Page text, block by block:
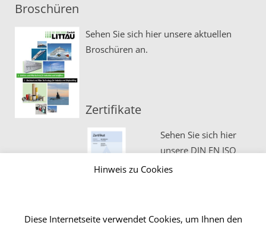
Broschüren
Sehen Sie sich hier unsere aktuellen
Broschüren an.
Zertifikate
Sehen Sie sich hier
unsere DIN EN ISO
Zertifikate an.
Hinweis zu Cookies
Diese Internetseite verwendet Cookies, um Ihnen den